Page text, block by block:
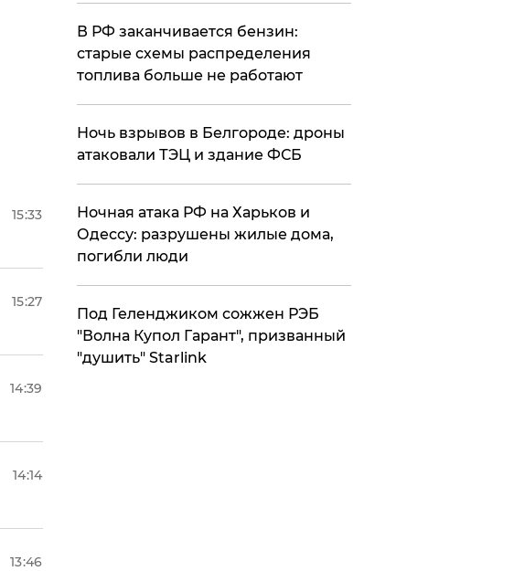
15:33
15:27
14:39
14:14
13:46
​В РФ заканчивается бензин:
старые схемы распределения
топлива больше не работают
​Ночь взрывов в Белгороде: дроны
атаковали ТЭЦ и здание ФСБ
​Ночная атака РФ на Харьков и
Одессу: разрушены жилые дома,
погибли люди
Под Геленджиком сожжен РЭБ
"Волна Купол Гарант", призванный
"душить" Starlink